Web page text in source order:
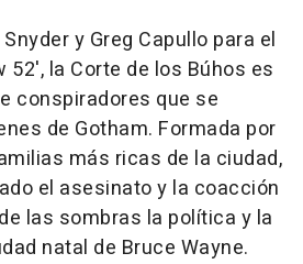
y Greg Capullo para el
52', la Corte de los Búhos es
conspiradores que se
de Gotham. Formada por
más ricas de la ciudad,
el asesinato y la coacción
las sombras la política y la
natal de Bruce Wayne.